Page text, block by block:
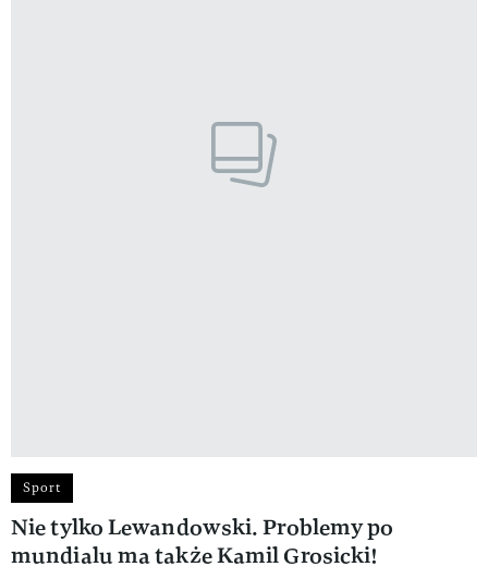
Sport
Nie tylko Lewandowski. Problemy po
mundialu ma także Kamil Grosicki!